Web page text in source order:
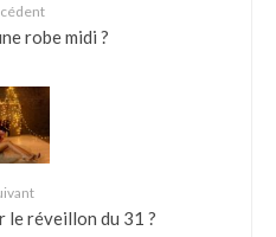
robe midi ?
le réveillon du 31 ?